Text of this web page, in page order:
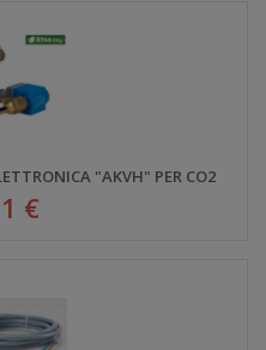
"AKVH" PER CO2
€